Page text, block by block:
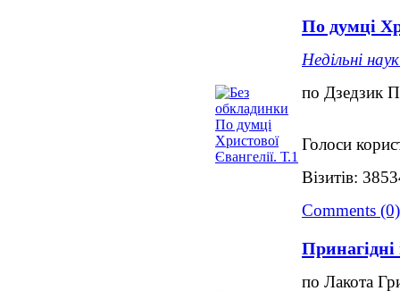
По думці
Недільні
по Дзедзик
Голоси
Візитів:
Comments (0)
по Лакота